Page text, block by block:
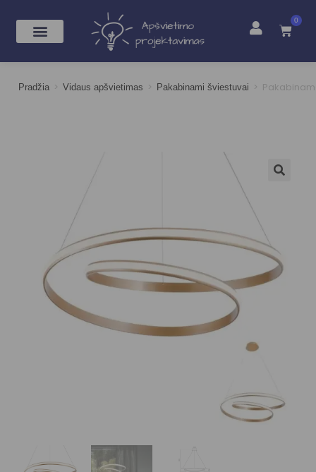
0
Pradžia > Vidaus apšvietimas > Pakabinami šviestuvai >